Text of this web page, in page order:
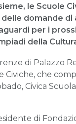
le Scuole
domande di
per i
della
di Palazzo
Civiche, che
Civica
di